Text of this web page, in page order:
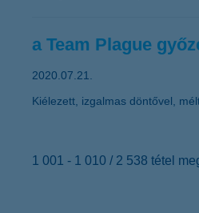
a Team Plague
2020.07.21.
Kiélezett, izgalmas döntővel,
1 001 - 1 010 / 2 538 tétel